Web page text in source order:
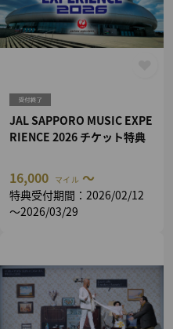
JAL SAPPORO MUSIC EXPE
RIENCE 2026 チケット特典
16,000 マイル ～
特典受付期間：2026/02/12
～2026/03/29